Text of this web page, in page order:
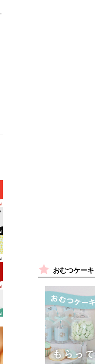
おむつケー